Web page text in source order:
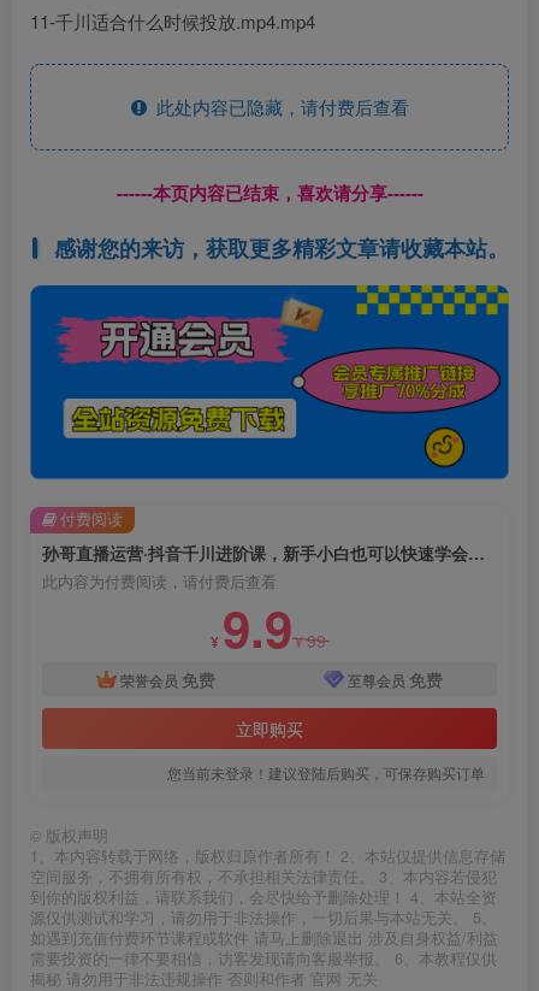
11-千川适合什么时候投放.mp4.mp4
此处内容已隐藏，请付费后查看
------本页内容已结束，喜欢请分享------
感谢您的来访，获取更多精彩文章请收藏本站。
孙哥直播运营·抖音千川进阶课，新手小白也可以快速学会千川投流
此内容为付费阅读，请付费后查看
¥ 9.9¥99
荣誉会员 免费 至尊会员 免费
立即购买
您当前未登录！建议登陆后购买，可保存购买订单
付费阅读
© 版权声明
1、本内容转载于网络，版权归原作者所有！ 2、本站仅提供信息存储
空间服务，不拥有所有权，不承担相关法律责任。 3、本内容若侵犯
到你的版权利益，请联系我们，会尽快给予删除处理！ 4、本站全资
源仅供测试和学习，请勿用于非法操作，一切后果与本站无关。 5、
如遇到充值付费环节课程或软件 请马上删除退出 涉及自身权益/利益
需要投资的一律不要相信，访客发现请向客服举报。 6、本教程仅供
揭秘 请勿用于非法违规操作 否则和作者 官网 无关